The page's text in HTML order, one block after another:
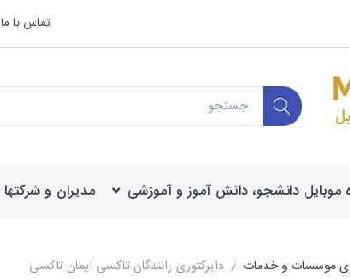
تماس با ما
موبایل دانشجو، دانش آموز و آموزشی مدیران و شرکتها
موسسات و خدمات دایرکتوری رانندگان تاکسی ایمان تاکسی